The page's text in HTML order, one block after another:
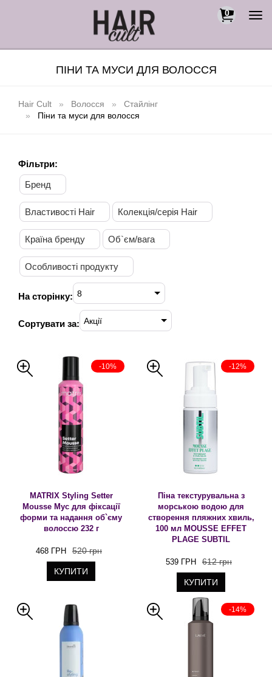
0
ПІНИ ТА МУСИ ДЛЯ ВОЛОССЯ
Hair Cult Волосся
Стайлінг
Піни та муси для волосся
Фільтри:
Бренд
Властивості Hair Колекція/серія Hair
Країна бренду Об`єм/вага
Особливості продукту
На сторінку: 8
Сортувати за: Акції
-10%
MATRIX Styling Setter
Mousse Мус для фіксації
форми та надання об`єму
волоссю 232 г
468 ГРН 520 грн
КУПИТИ
-12%
Піна текстурувальна з
морською водою для
створення пляжних хвиль,
100 мл MOUSSE EFFET
PLAGE SUBTIL
539 ГРН 612 грн
КУПИТИ
-14%